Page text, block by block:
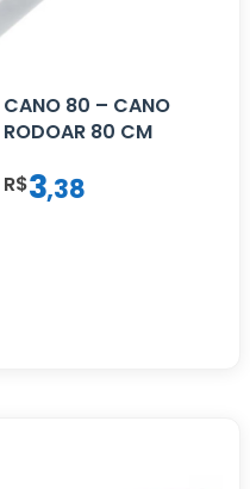
CANO 80 – CANO
RODOAR 80 CM
R$3,38